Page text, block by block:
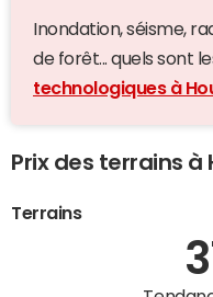
Inondation, séisme,
de forêt... quels sont
technologiques à
Prix des terrains
Terrains